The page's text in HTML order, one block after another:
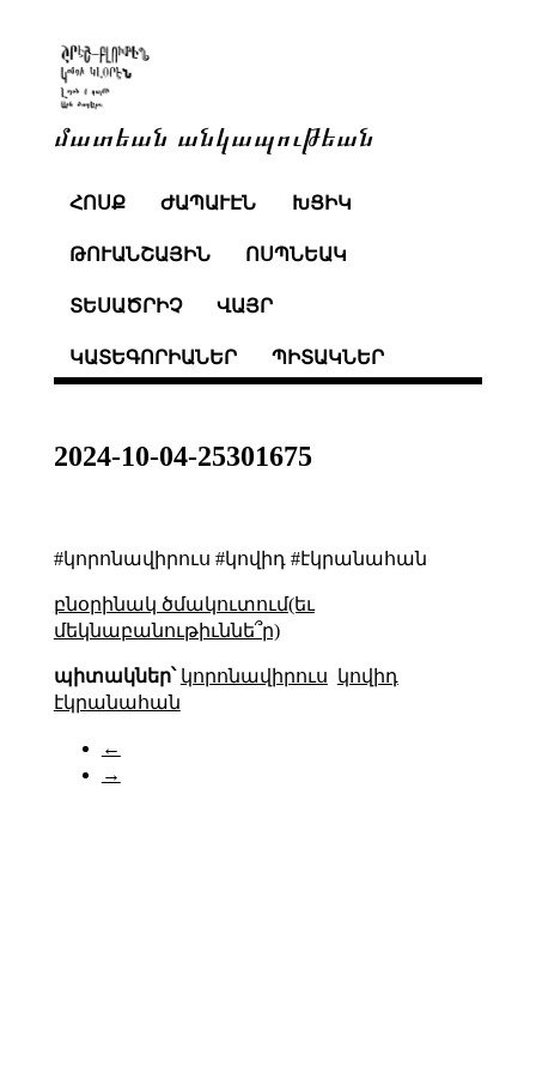
մատեան անկապութեան
ՀՈՍՔ ԺԱՊԱՒԷՆ ԽՑԻԿ
ԹՈՒԱՆՇԱՅԻՆ ՈՍՊՆԵԱԿ
ՏԵՍԱԾՐԻՉ ՎԱՅՐ
ԿԱՏԵԳՈՐԻԱՆԵՐ ՊԻՏԱԿՆԵՐ
2024-10-04-25301675
#կորոնավիրուս #կովիդ #էկրանահան
բնօրինակ ծմակուտում(եւ
մեկնաբանութիւննե՞ր)
պիտակներ՝ կորոնավիրուս կովիդ
էկրանահան
←
→